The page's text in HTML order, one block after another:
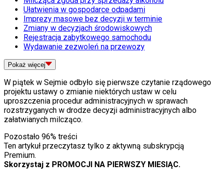
Ułatwienia w gospodarce odpadami
Imprezy masowe bez decyzji w terminie
Zmiany w decyzjach środowiskowych
Rejestracja zabytkowego samochodu
Wydawanie zezwoleń na przewozy
Pokaż więcej
W piątek w Sejmie odbyło się pierwsze czytanie rządowego
projektu ustawy o zmianie niektórych ustaw w celu
uproszczenia procedur administracyjnych w sprawach
rozstrzyganych w drodze decyzji administracyjnych albo
załatwianych milcząco.
Pozostało 96% treści
Ten artykuł przeczytasz tylko z aktywną subskrypcją
Premium.
Skorzystaj z PROMOCJI NA PIERWSZY MIESIĄC.